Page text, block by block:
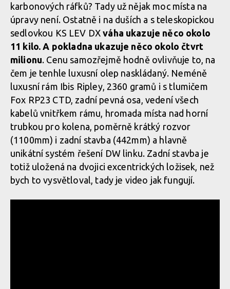
karbonových ráfků? Tady už nějak moc místa na
úpravy není. Ostatně i na duších a s teleskopickou
sedlovkou KS LEV DXváha ukazuje něco okolo
11 kilo. A pokladna ukazuje něco okolo čtvrt
milionu. Cenu samozřejmě hodně ovlivňuje to, na
čem je tenhle luxusní olep naskládaný. Neméně
luxusní rám Ibis Ripley, 2360 gramů i s tlumičem
Fox RP23 CTD, zadní pevná osa, vedení všech
kabelů vnitřkem rámu, hromada místa nad horní
trubkou pro kolena, poměrně krátký rozvor
(1100mm) i zadní stavba (442mm) a hlavně
unikátní systém řešení DW linku. Zadní stavba je
totiž uložená na dvojici excentrických ložisek, než
bych to vysvětloval, tady je video jak fungují.